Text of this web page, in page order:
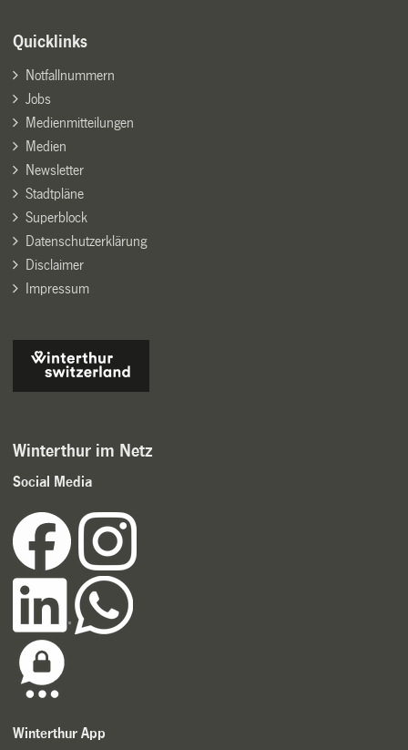
Quicklinks
Notfallnummern
Jobs
Medienmitteilungen
Medien
Newsletter
Stadtpläne
Superblock
Datenschutzerklärung
Disclaimer
Impressum
Winterthur im Netz
Social Media
Winterthur App